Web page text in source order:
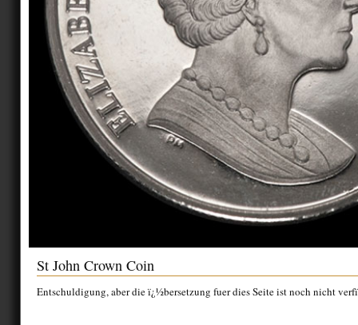
St John Crown Coin
Entschuldigung, aber die ï¿½bersetzung fuer dies Seite ist noch nicht